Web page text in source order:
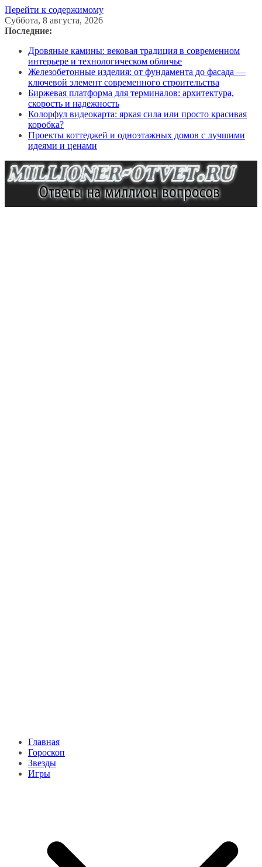
Перейти к содержимому
Суббота, 8 августа, 2026
Последние:
Дровяные камины: вековая традиция в современном
интерьере и технологическом обличье
Железобетонные изделия: от фундамента до фасада —
ключевой элемент современного строительства
Биржевая платформа для терминалов: архитектура,
скорость и надежность
Колорфул видеокарта: яркая сила или просто красивая
коробка?
Проекты коттеджей и одноэтажных домов с лучшими
идеями и ценами
Главная
Гороскоп
Звезды
Игры